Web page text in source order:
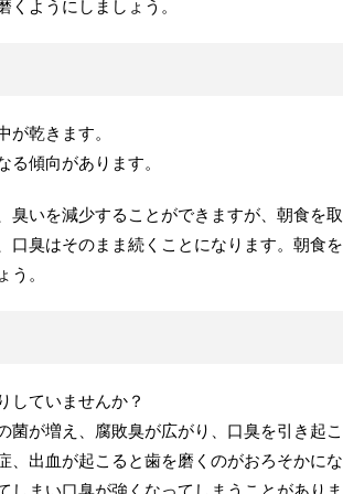
ようにしましょう。
が乾きます。
傾向があります。
臭いを減少することができますが、朝食を取
口臭はそのまま続くことになります。朝食を
う。
していませんか？
菌が増え、腐敗臭が広がり、口臭を引き起こ
、出血が起こると歯を磨くのがおろそかにな
しまい口臭が強くなってしまうことがありま